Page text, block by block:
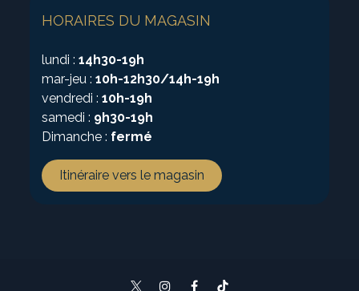
HORAIRES DU MAGASIN
lundi :14h30-19h
mar-jeu :10h-12h30/14h-19h
vendredi :10h-19h
samedi : 9h30-19h
Dimanche : fermé
Itinéraire vers le magasin